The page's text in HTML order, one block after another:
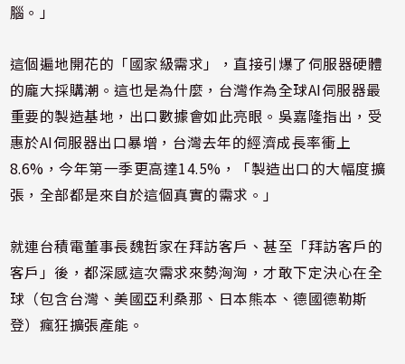
腦。」
這個遍地開花的「國家級需求」，直接引爆了伺服器硬體
的龐大採購潮。這也是為什麼，台灣作為全球AI伺服器最
重要的製造基地，出口數據會如此亮眼。吳嘉隆指出，受
惠於AI伺服器出口暴增，台灣去年的經濟成長率衝上
8.6%，今年第一季更高達14.5%，「製造出口的大幅度擴
張，全部都是來自於這個真實的需求。」
就連台積電董事長魏哲家在拜訪客戶、甚至「拜訪客戶的
客戶」後，都深感這次需求來勢洶洶，才敢下定決心在全
球（包含台灣、美國亞利桑那、日本熊本、德國德勒斯
登）瘋狂擴張產能。